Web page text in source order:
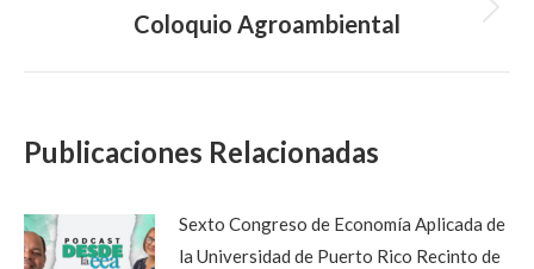
Next
Coloquio Agroambiental
Publicaciones Relacionadas
Sexto Congreso de Economía Aplicada de
la Universidad de Puerto Rico Recinto de